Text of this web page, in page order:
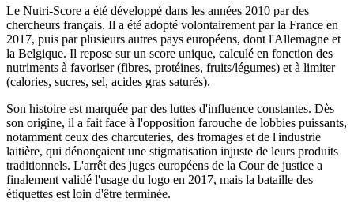
Le Nutri-Score a été développé dans les années 2010 par des
chercheurs français. Il a été adopté volontairement par la France en
2017, puis par plusieurs autres pays européens, dont l'Allemagne et
la Belgique. Il repose sur un score unique, calculé en fonction des
nutriments à favoriser (fibres, protéines, fruits/légumes) et à limiter
(calories, sucres, sel, acides gras saturés).
Son histoire est marquée par des luttes d'influence constantes. Dès
son origine, il a fait face à l'opposition farouche de lobbies puissants,
notamment ceux des charcuteries, des fromages et de l'industrie
laitière, qui dénonçaient une stigmatisation injuste de leurs produits
traditionnels. L'arrêt des juges européens de la Cour de justice a
finalement validé l'usage du logo en 2017, mais la bataille des
étiquettes est loin d'être terminée.